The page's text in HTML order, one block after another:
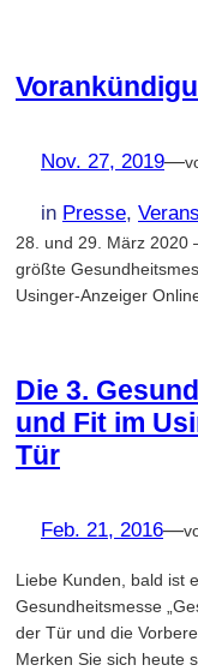
Nov. 27, 2019—
in Presse,
28. und 29. März 2020
größte
Usinger-Anzeiger
Die 3.
und Fit im
Tür
Feb. 21, 2016—
Liebe Kunden, bald ist
Gesundheitsmesse
der Tür und die
Merken Sie sich heute